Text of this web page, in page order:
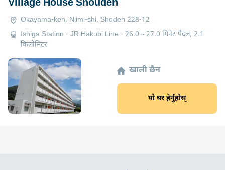
Village House Shouden
Okayama-ken, Niimi-shi, Shoden 228-12
Ishiga Station - JR Hakubi Line - 26.0～27.0 मिनेट पैदल, 2.1
किलोमिटर
खाली छैन
यो घर हेर्नुहोस्